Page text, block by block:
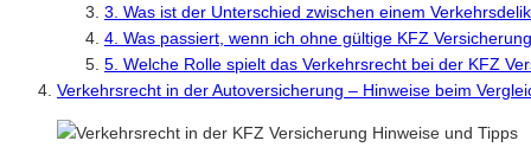
3. Was ist der Unterschied zwischen einem
4. Was passiert, wenn ich ohne gültige KFZ
5. Welche Rolle spielt das Verkehrsrecht bei der KFZ
Verkehrsrecht in der Autoversicherung – Hinweise beim